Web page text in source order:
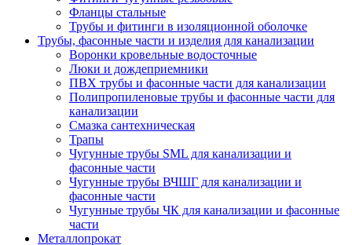
Фланцы стальные
Трубы и фитинги в изоляционной оболочке
Трубы, фасонные части и изделия для канализации
Воронки кровельные водосточные
Люки и дождеприемники
ПВХ трубы и фасонные части для канализации
Полипропиленовые трубы и фасонные части для
канализации
Смазка сантехническая
Трапы
Чугунные трубы SML для канализации и
фасонные части
Чугунные трубы ВЧШГ для канализации и
фасонные части
Чугунные трубы ЧК для канализации и фасонные
части
Металлопрокат